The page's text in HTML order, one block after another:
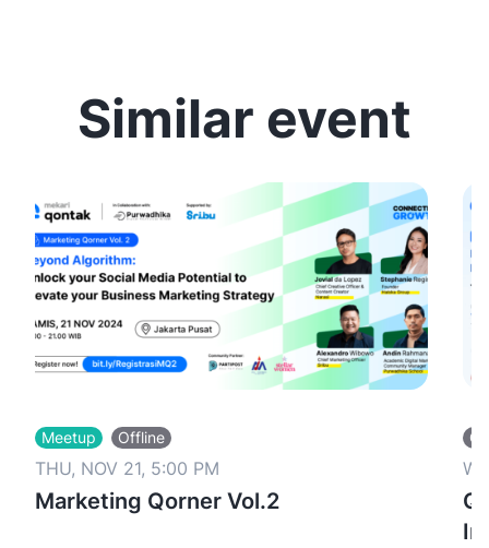
Similar event
Meetup Offline
THU, NOV 21, 5:00 PM
Marketing Qorner Vol.2